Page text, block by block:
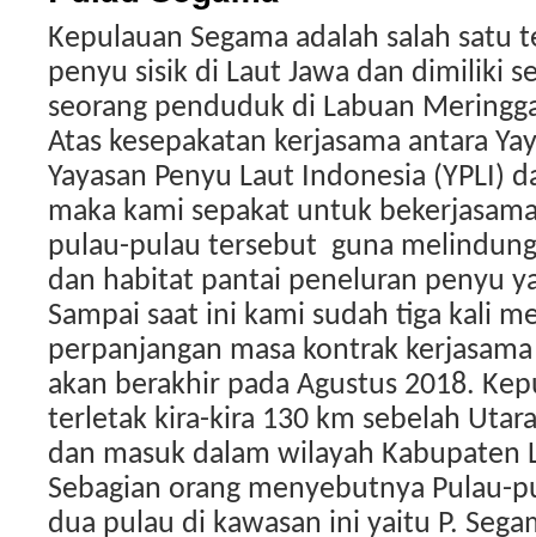
Kepulauan Segama adalah salah satu
penyu sisik di Laut Jawa dan dimiliki
seorang penduduk di Labuan
Atas kesepakatan kerjasama antara
Yayasan Penyu Laut Indonesia (YPLI)
maka kami sepakat untuk
pulau-pulau tersebut guna
dan habitat pantai peneluran penyu
Sampai saat ini kami sudah tiga kali
perpanjangan masa kontrak
akan berakhir pada Agustus 2018.
terletak kira-kira 130 km sebelah
dan masuk dalam wilayah Kabupaten
Sebagian orang menyebutnya Pulau-
dua pulau di kawasan ini yaitu P.